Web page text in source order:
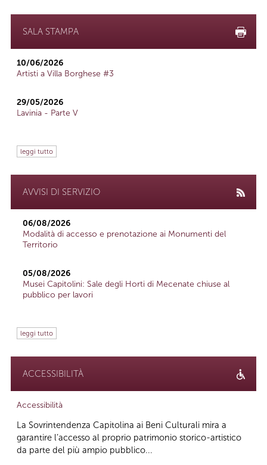
SALA STAMPA
10/06/2026
Artisti a Villa Borghese #3
29/05/2026
Lavinia - Parte V
leggi tutto
AVVISI DI SERVIZIO
06/08/2026
Modalità di accesso e prenotazione ai Monumenti del
Territorio
05/08/2026
Musei Capitolini: Sale degli Horti di Mecenate chiuse al
pubblico per lavori
leggi tutto
ACCESSIBILITÀ
Accessibilità
La Sovrintendenza Capitolina ai Beni Culturali mira a
garantire l’accesso al proprio patrimonio storico-artistico
da parte del più ampio pubblico...